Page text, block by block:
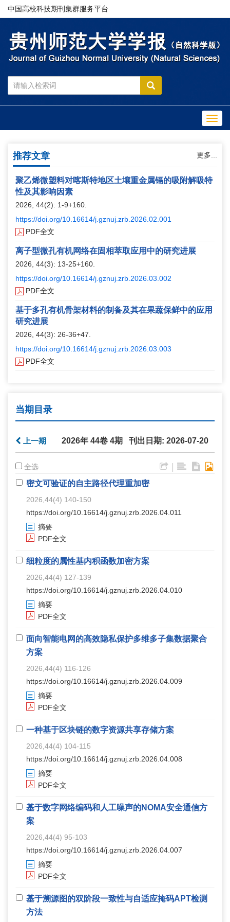
中国高校科技期刊集群服务平台
推荐文章 更多...
聚乙烯微塑料对喀斯特地区土壤重金属镉的吸附解吸特
性及其影响因素
2026, 44(2): 1-9+160.
https://doi.org/10.16614/j.gznuj.zrb.2026.02.001
PDF全文
离子型微孔有机网络在固相萃取应用中的研究进展
2026, 44(3): 13-25+160.
https://doi.org/10.16614/j.gznuj.zrb.2026.03.002
PDF全文
基于多孔有机骨架材料的制备及其在果蔬保鲜中的应用
研究进展
2026, 44(3): 26-36+47.
https://doi.org/10.16614/j.gznuj.zrb.2026.03.003
PDF全文
当期目录
2026年 44卷 4期 刊出日期: 2026-07-20
上一期
全选 |
密文可验证的自主路径代理重加密
2026,44(4) 140-150
https://doi.org/10.16614/j.gznuj.zrb.2026.04.011
摘要
PDF全文
细粒度的属性基内积函数加密方案
2026,44(4) 127-139
https://doi.org/10.16614/j.gznuj.zrb.2026.04.010
摘要
PDF全文
面向智能电网的高效隐私保护多维多子集数据聚合
方案
2026,44(4) 116-126
https://doi.org/10.16614/j.gznuj.zrb.2026.04.009
摘要
PDF全文
一种基于区块链的数字资源共享存储方案
2026,44(4) 104-115
https://doi.org/10.16614/j.gznuj.zrb.2026.04.008
摘要
PDF全文
基于数字网络编码和人工噪声的NOMA安全通信方
案
2026,44(4) 95-103
https://doi.org/10.16614/j.gznuj.zrb.2026.04.007
摘要
PDF全文
基于溯源图的双阶段一致性与自适应掩码APT检测
方法